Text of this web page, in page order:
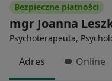
Bezpieczne płatności
mgr Joanna
Psychoterapeuta,
Adres
Online